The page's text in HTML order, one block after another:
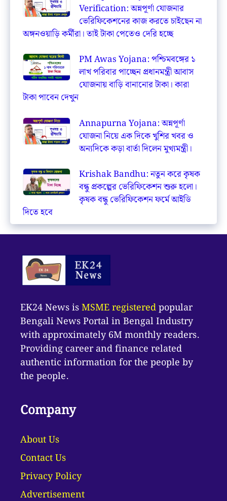
Verification: অন্নপূর্ণা যোজনার
ভেরিফিকেশনের কাজ করতে চাইছেন না
অঙ্গনওয়াড়ি কর্মীরা। তাই টাকা পেতেও দেরি হচ্ছে
PM Awas Yojana: পশ্চিমবঙ্গের ১
লাখ পরিবার পাচ্ছেন প্রধানমন্ত্রী আবাস
যোজনায় বাড়ি বানানোর টাকা। কারা
টাকা পাবেন দেখুন
Annapurna Yojana: অন্নপূর্ণা
যোজনা নিয়ে এক দিকে খুশির খবর ও
অন্যদিকে কড়া বার্তা দিলেন মুখ্যমন্ত্রী।
Krishak Bandhu: নতুন করে কৃষক
বন্ধু প্রকল্পের ভেরিফিকেশন শুরু হলো।
কৃষক বন্ধু ভেরিফিকেশন ফর্মে আইডি
দিতে হবে
EK24 News isMSME registeredpopular
Bengali News Portal in Bengal Industry
with approximately 6M monthly readers.
Providing career and finance related
authentic information for the people by
the people.
Company
About Us
Contact Us
Privacy Policy
Advertisement